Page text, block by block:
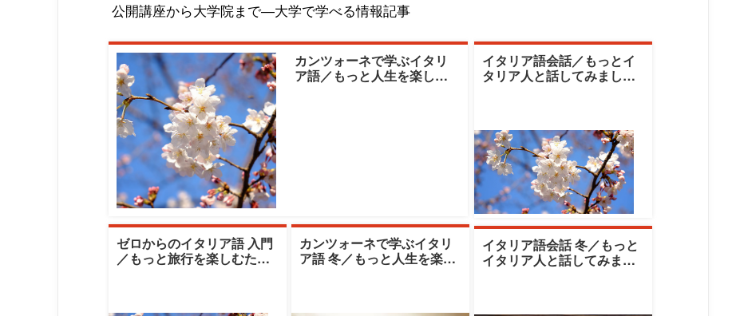
公開講座から大学院まで―大学で学べる情報記事
カンツォーネで学ぶイタリ
ア語／もっと人生を楽しむ
イタリア語会話／もっとイ
タリア人と話してみましょ
ゼロからのイタリア語 入門
／もっと旅行を楽しむため
カンツォーネで学ぶイタリ
ア語 冬／もっと人生を楽し
イタリア語会話 冬／もっと
イタリア人と話してみまし